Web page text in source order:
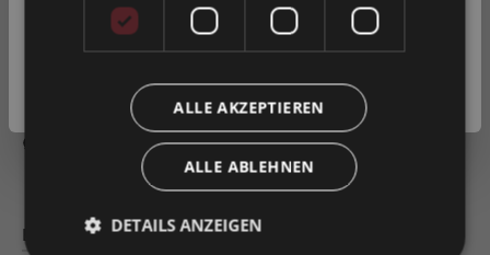
0014824
Zum Merkzettel hinzufügen
Produkt vergleichen
Fragen zum Produkt
Beschreibung
Privatkunde
Geschäftskunde( exkl. MwSt. )
ALLE AKZEPTIEREN
ALLE ABLEHNEN
DETAILS ANZEIGEN